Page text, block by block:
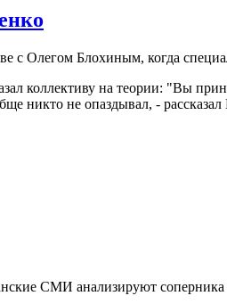
Олегом Блохиным, когда
коллективу на теории: "Вы
никто не опаздывал, -
СМИ анализируют